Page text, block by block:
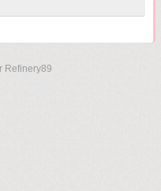
Refinery89